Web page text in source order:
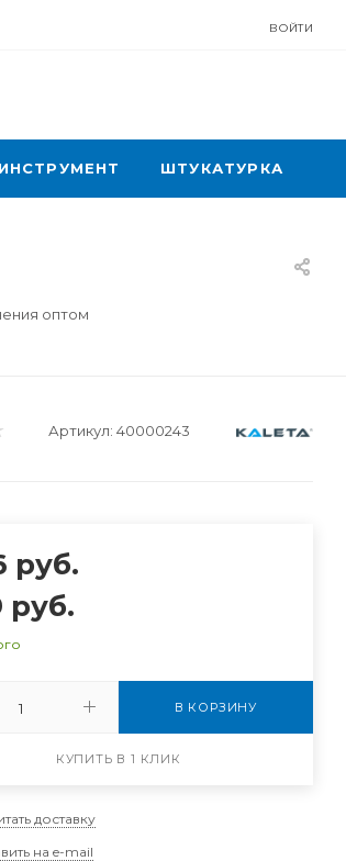
ВОЙТИ
ШТУКАТУРКА
оптом
Артикул: 40000243
руб.
руб.
В КОРЗИНУ
КУПИТЬ В 1 КЛИК
доставку
на e-mail